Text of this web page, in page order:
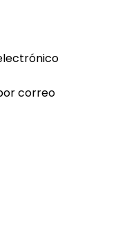
correo